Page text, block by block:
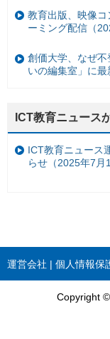
教育出版、映像
ーミング配信（
創価大学、なぜ
いの編集室」に最
ICT教育ニュース
ICT教育ニュース
らせ（2025年7月1
運営会社 個人情報保
Copyright ©